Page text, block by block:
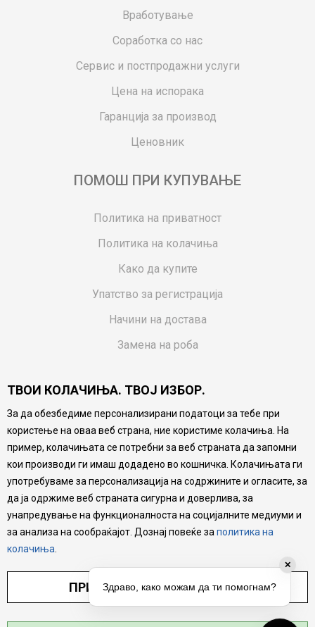
Вработување
Соработка со нас
Сервис и постпродажни услуги
Цена на испорака
Гаранција за производ
Ценовник
ПОМОШ ПРИ КУПУВАЊЕ
Политика на приватност
Политика на колачиња
Како да купите
Упатство за регистрација
Начини на достава
Замена на роба
Ваучери
Product Finder
FAQs
Настојуваме да бидеме што попрецизни во описот на
производите, прикажување на слики и цени, но не
можеме да гарантираме дека сите информации се
комплетни и без грешка. Сите производи се дел од
нашата понуда, но не се подразбира дека мора да се
достапни во секој момент.
ТВОИ КОЛАЧИЊА. ТВОЈ ИЗБОР.
За да обезбедиме персонализирани податоци за тебе при
користење на оваа веб страна, ние користиме колачиња. На
пример, колачињата се потребни за веб страната да запомни
кои производи ги имаш додадено во кошничка. Колачињата ги
употребуваме за персонализација на содржините и огласите, за
да ја одржиме веб страната сигурна и доверлива, за
унапредување на функционалноста на социјалните медиуми и
за анализа на сообраќајот. Дознај повеќе за политика на
колачиња
ПРИЛАГОДИ ПОСТАВУВАЊА
✕
Здраво, како можам да ти помогнам?